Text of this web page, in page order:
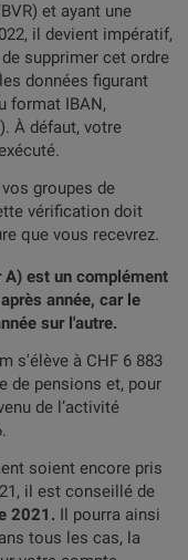
et ayant une
il devient impératif,
supprimer cet ordre
données figurant
format IBAN,
À défaut, votre
groupes de
vérification doit
que vous recevrez.
A) est un complément
année, car le
sur l'autre.
s'élève à CHF 6 883
de pensions et, pour
de l’activité
soient encore pris
il est conseillé de
2021. Il pourra ainsi
tous les cas, la